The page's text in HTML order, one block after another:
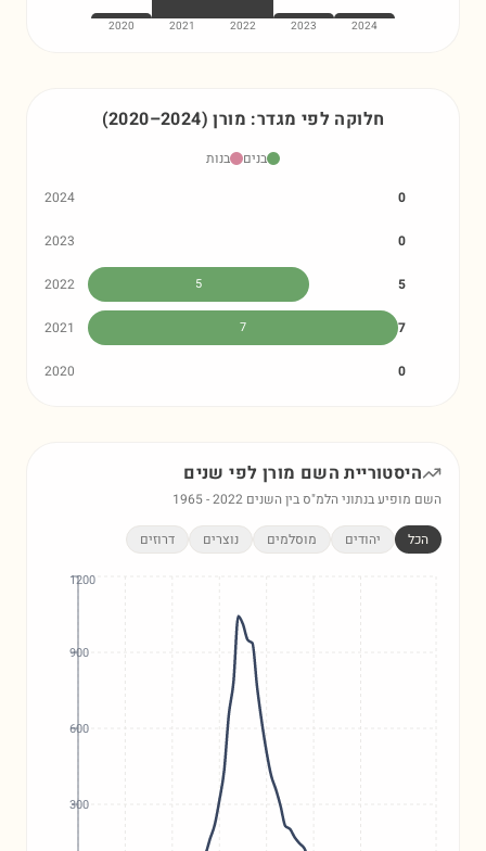
2024
2023
2022
2021
2020
חלוקה לפי מגדר: מורן (2020–2024)
בנים
בנות
2024
0
2023 0
2022 5 5
2021 7 7
2020 0
היסטוריית השם מורן לפי שנים
השם מופיע בנתוני הלמ"ס בין השנים 1965-2022
הכל יהודים מוסלמים נוצרים דרוזים
300
600
900
1200